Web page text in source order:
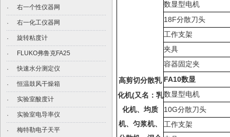
· 右一个性仪器网
· 右一化工仪器网
· 旋转粘度计
· FLUKO弗鲁克FA25
· 快速水分测定仪
· 恒温鼓风干燥箱
· 实验室酸度计
· 实验室电导率仪
· 梅特勒电子天平
高剪切分散乳
化机(又名：乳
化机、均质
机、匀浆机、
数显型电机
18F分散刀头
工作支架
夹具
容器固定夹
FA10数显
数显型电机
10G分散刀头
工作支架